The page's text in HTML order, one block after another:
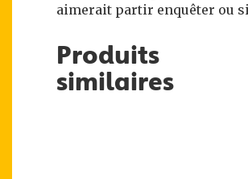
aimerait partir enquêter ou
Produits
similaires